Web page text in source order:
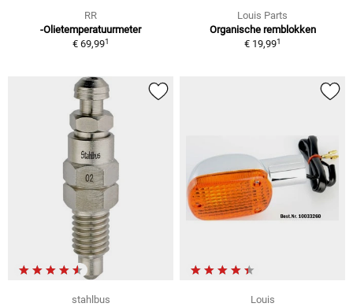
RR
-Olietemperatuurmeter
€ 69,991
Louis Parts
Organische remblokken
€ 19,991
stahlbus
Louis